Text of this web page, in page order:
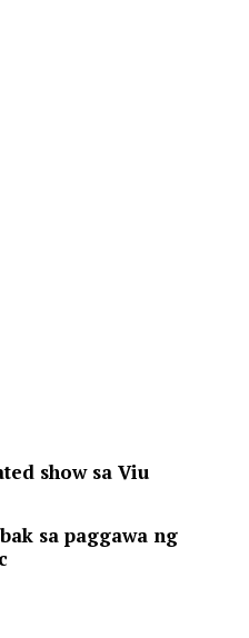
show sa Viu
sa paggawa ng